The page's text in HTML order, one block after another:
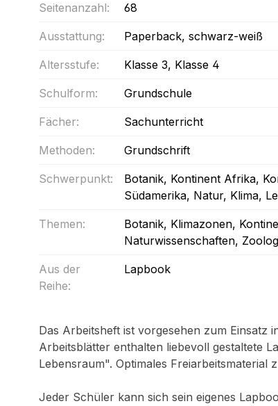
Seitenanzahl: 68
Ausstattung: Paperback, schwarz-weiß
Altersstufe: Klasse 3, Klasse 4
Schulform: Grundschule
Fächer: Sachunterricht
Methoden: Grundschrift
Schwerpunkt: Botanik, Kontinent Afrika,
Südamerika, Natur, Klima,
Themen: Botanik, Klimazonen,
Naturwissenschaften,
Aus der
Reihe:
Lapbook
Das Arbeitsheft ist vorgesehen zum Einsatz
Arbeitsblätter enthalten liebevoll gestaltete
Lebensraum". Optimales Freiarbeitsmaterial
Jeder Schüler kann sich sein eigenes